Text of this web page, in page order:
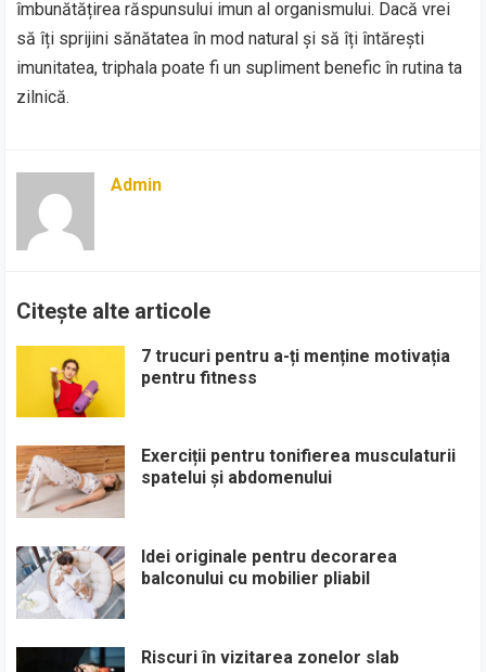
îmbunătățirea răspunsului imun al organismului. Dacă vrei
să îți sprijini sănătatea în mod natural și să îți întărești
imunitatea, triphala poate fi un supliment benefic în rutina ta
zilnică.
Admin
Citește alte articole
7 trucuri pentru a-ți menține motivația
pentru fitness
Exerciții pentru tonifierea musculaturii
spatelui și abdomenului
Idei originale pentru decorarea
balconului cu mobilier pliabil
Riscuri în vizitarea zonelor slab